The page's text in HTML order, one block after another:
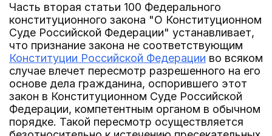
Часть вторая статьи 100 Федерального
конституционного закона "О Конституционном
Суде Российской Федерации" устанавливает,
что признание закона не соответствующим
Конституции Российской Федерации во всяком
случае влечет пересмотр разрешенного на его
основе дела гражданина, оспорившего этот
закон в Конституционном Суде Российской
Федерации, компетентным органом в обычном
порядке. Такой пересмотр осуществляется